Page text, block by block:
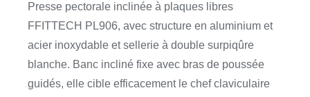
Presse pectorale inclinée à plaques libres
FFITTECH PL906, avec structure en aluminium et
acier inoxydable et sellerie à double surpiqûre
blanche. Banc incliné fixe avec bras de poussée
guidés, elle cible efficacement le chef claviculaire